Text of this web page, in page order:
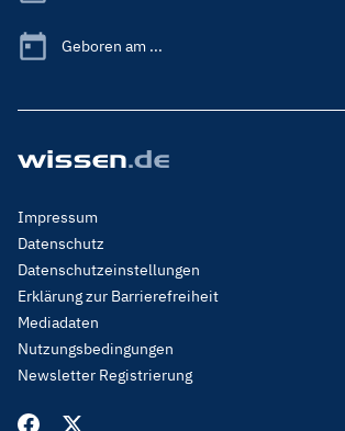
Geboren am ...
Footer
Menu
Legal
Impressum
Datenschutz
Datenschutzeinstellungen
Erklärung zur Barrierefreiheit
Mediadaten
Nutzungsbedingungen
Newsletter Registrierung